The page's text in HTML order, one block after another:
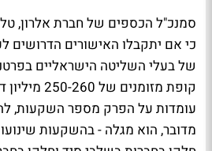
כי אם יתקבלו האישורים הדרושים
של בעלי השליטה הישראליים
קופת מזומנים
עומדות על הפרק מספר השקעות,